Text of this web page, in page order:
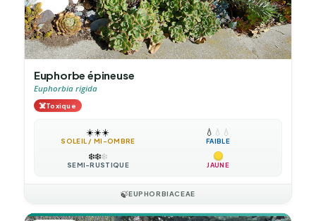
Euphorbe épineuse
Euphorbia rigida
☠️Toxique
☀️☀️☀️
SOLEIL / MI-OMBRE
💧 💧 💧
FAIBLE
❄️❄️❄️
SEMI-RUSTIQUE JAUNE
🍃EUPHORBIACEAE